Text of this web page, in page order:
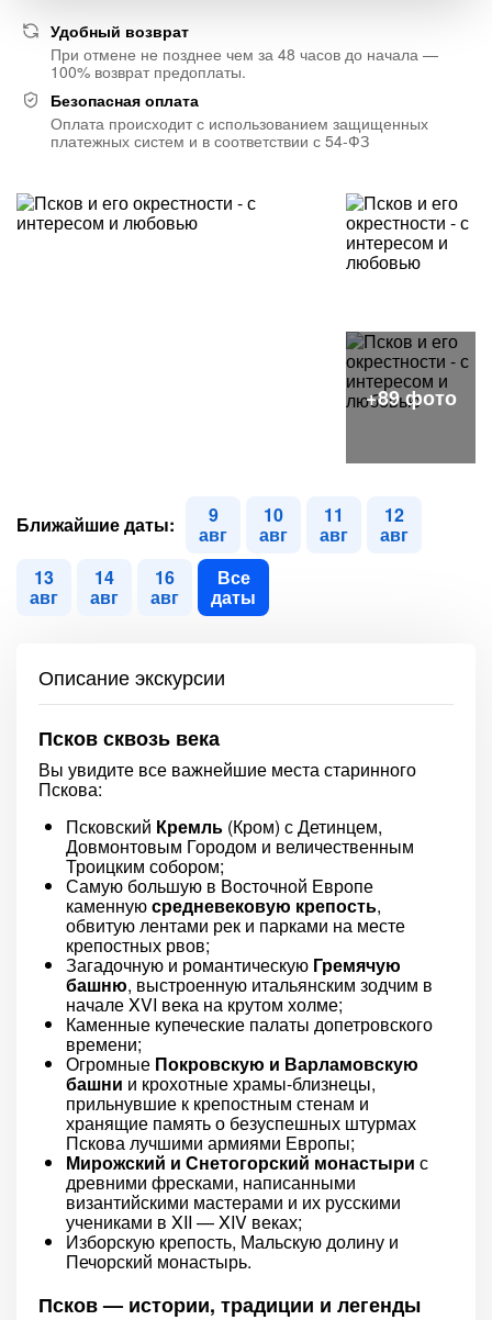
Удобный возврат
При отмене не позднее чем за 48 часов до начала —
100% возврат предоплаты.
Безопасная оплата
Оплата происходит с использованием защищенных
платежных систем и в соответствии с 54-ФЗ
Ближайшие даты: 9
авг
10
авг
11
авг
12
авг
13
авг
14
авг
16
авг
Все
даты
Описание экскурсии
Псков сквозь века
Вы увидите все важнейшие места старинного
Пскова:
Псковский Кремль (Кром) с Детинцем,
Довмонтовым Городом и величественным
Троицким собором;
Самую большую в Восточной Европе
каменнуюсредневековую крепость,
обвитую лентами рек и парками на месте
крепостных рвов;
Загадочную и романтическую Гремячую
башню, выстроенную итальянским зодчим в
начале XVI века на крутом холме;
Каменные купеческие палаты допетровского
времени;
Огромные Покровскую и Варламовскую
башни и крохотные храмы-близнецы,
прильнувшие к крепостным стенам и
хранящие память о безуспешных штурмах
Пскова лучшими армиями Европы;
Мирожский и Снетогорский монастыри с
древними фресками, написанными
византийскими мастерами и их русскими
учениками в XII — XIV веках;
Изборскую крепость, Мальскую долину и
Печорский монастырь.
Псков — истории, традиции и легенды